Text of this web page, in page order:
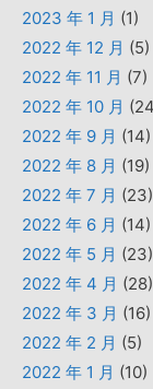
2023 年 1 月 (1)
2022 年 12 月 (5)
2022 年 11 月 (7)
2022 年 10 月
2022 年 9 月 (14)
2022 年 8 月 (19)
2022 年 7 月 (23)
2022 年 6 月 (14)
2022 年 5 月 (23)
2022 年 4 月 (28)
2022 年 3 月 (16)
2022 年 2 月 (5)
2022 年 1 月 (10)